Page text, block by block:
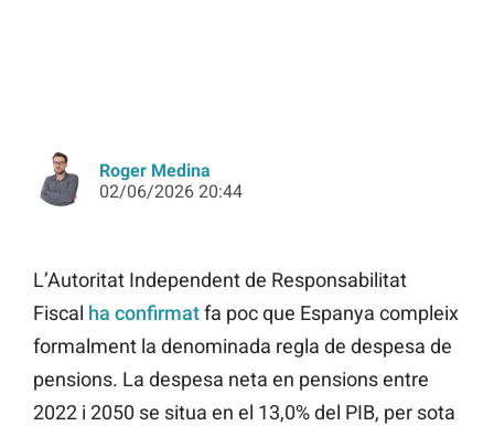
Roger Medina
02/06/2026 20:44
L’Autoritat Independent de Responsabilitat
Fiscal ha confirmatfa poc que Espanya compleix
formalment la denominada regla de despesa de
pensions. La despesa neta en pensions entre
2022 i 2050 se situa en el 13,0% del PIB, per sota